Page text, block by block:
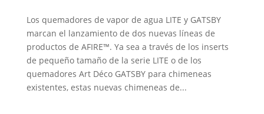
Los quemadores de vapor de agua LITE y GATSBY
marcan el lanzamiento de dos nuevas líneas de
productos de AFIRE™. Ya sea a través de los inserts
de pequeño tamaño de la serie LITE o de los
quemadores Art Déco GATSBY para chimeneas
existentes, estas nuevas chimeneas de...